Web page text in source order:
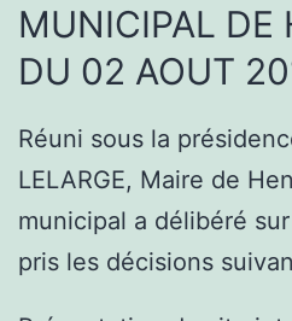
MUNICIPAL DE
DU 02 AOUT
Réuni sous la
LELARGE, Maire de
municipal a délibéré
pris les décisions